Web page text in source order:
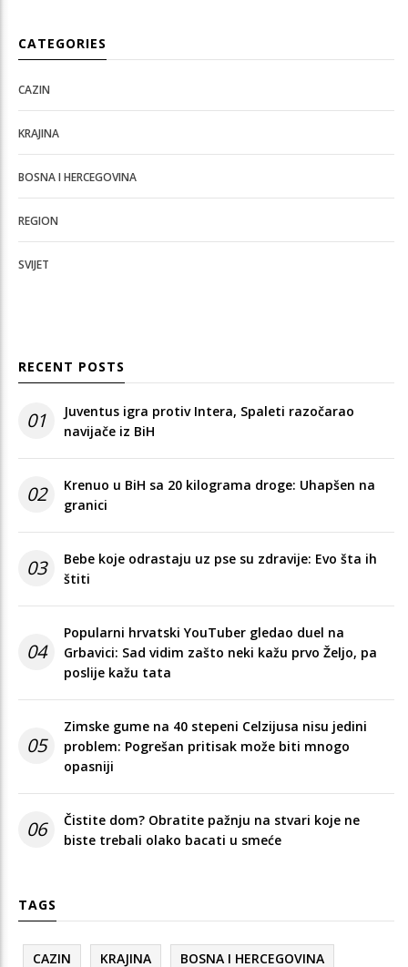
CATEGORIES
CAZIN
KRAJINA
BOSNA I HERCEGOVINA
REGION
SVIJET
RECENT POSTS
01
Juventus igra protiv Intera, Spaleti razočarao
navijače iz BiH
02
Krenuo u BiH sa 20 kilograma droge: Uhapšen na
granici
03
Bebe koje odrastaju uz pse su zdravije: Evo šta ih
štiti
04
Popularni hrvatski YouTuber gledao duel na
Grbavici: Sad vidim zašto neki kažu prvo Željo, pa
poslije kažu tata
05
Zimske gume na 40 stepeni Celzijusa nisu jedini
problem: Pogrešan pritisak može biti mnogo
opasniji
06
Čistite dom? Obratite pažnju na stvari koje ne
biste trebali olako bacati u smeće
TAGS
CAZIN KRAJINA BOSNA I HERCEGOVINA